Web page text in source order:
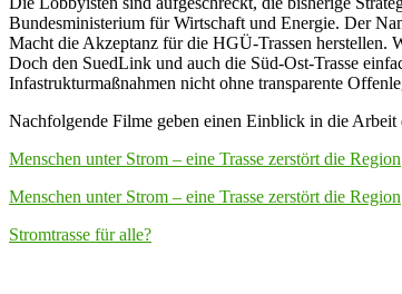
Bundesministerium für Wirtschaft und Energie. Der
Macht die Akzeptanz für die HGÜ-Trassen herstellen.
Doch den SuedLink und auch die Süd-Ost-Trasse
Infastrukturmaßnahmen nicht ohne transparente
Nachfolgende Filme geben einen Einblick in die
Menschen unter Strom – eine Trasse zerstört die Region
Menschen unter Strom – eine Trasse zerstört die Region
Stromtrasse für alle?